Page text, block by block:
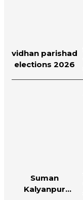
vidhan parishad
elections 2026
Suman
Kalyanpur